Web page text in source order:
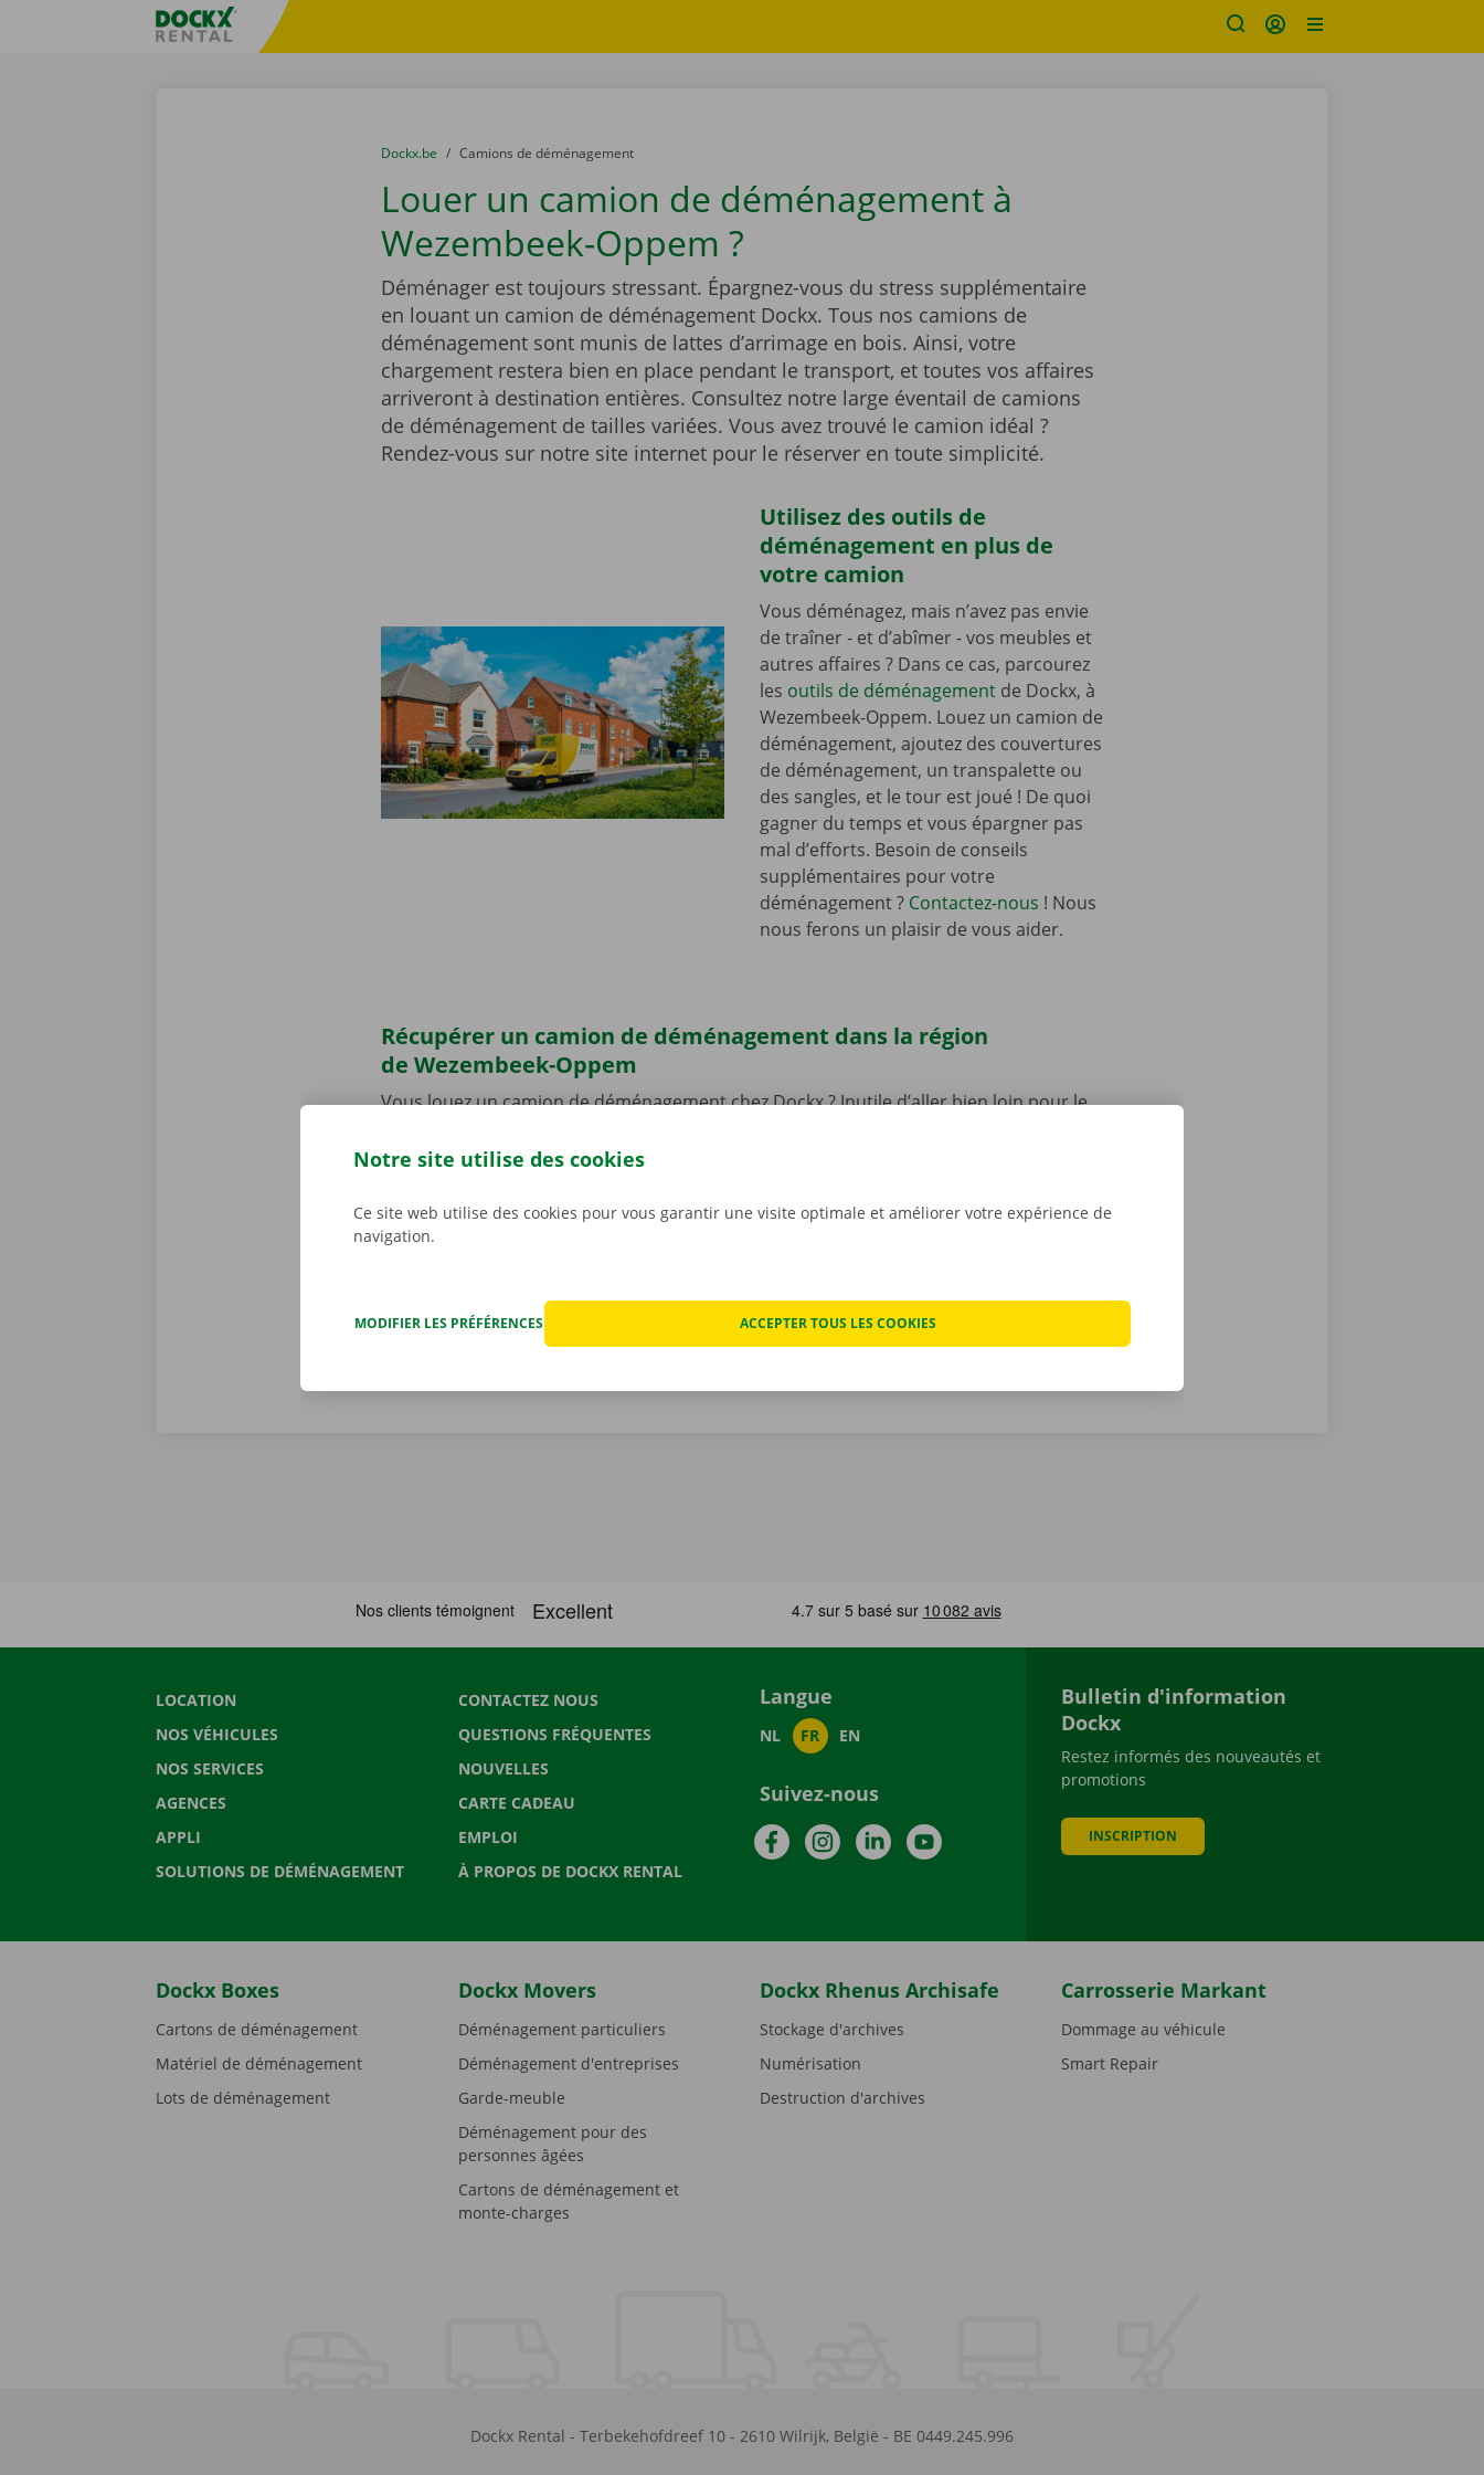
sitename
You are here:
du
Dockx.be to
Camions de déménagement
Louer un camion de déménagement à
Wezembeek-Oppem ?
Déménager est toujours stressant. Épargnez-vous du stress supplémentaire
en louant un camion de déménagement Dockx. Tous nos camions de
déménagement sont munis de lattes d’arrimage en bois. Ainsi, votre
chargement restera bien en place pendant le transport, et toutes vos affaires
arriveront à destination entières. Consultez notre large éventail de camions
de déménagement de tailles variées. Vous avez trouvé le camion idéal ?
Rendez-vous sur notre site internet pour le réserver en toute simplicité.
Utilisez des outils de
déménagement en plus de
votre camion
Vous déménagez, mais n’avez pas envie
de traîner - et d’abîmer - vos meubles et
autres affaires ? Dans ce cas, parcourez
les outils de déménagementde Dockx, à
Wezembeek-Oppem. Louez un camion de
déménagement, ajoutez des couvertures
de déménagement, un transpalette ou
des sangles, et le tour est joué ! De quoi
gagner du temps et vous épargner pas
mal d’efforts. Besoin de conseils
supplémentaires pour votre
déménagement ? Contactez-nous ! Nous
nous ferons un plaisir de vous aider.
Récupérer un camion de déménagement dans la région
de Wezembeek-Oppem
Vous louez un camion de déménagement chez Dockx ? Inutile d’aller bien loin pour le
Shop ou un Pick-up Point près de Wezembeek-Oppem.
sur le parking de votre Dockx Service Shop ou Pick-up Point. Idem pour votre voiture :
vous pouvez tout simplement la laisser sur notre parking. Vous pourrez ainsi rentrer
LOCATION
NOS VÉHICULES
NOS SERVICES
AGENCES
APPLI
SOLUTIONS DE DÉMÉNAGEMENT
CONTACTEZ NOUS
QUESTIONS FRÉQUENTES
NOUVELLES
CARTE CADEAU
EMPLOI
À PROPOS DE DOCKX RENTAL
Langue
NL FR EN
Suivez-nous
FacebookInstagramLinkedInYouTube
Bulletin d'information
Dockx
Restez informés des nouveautés et
promotions
INSCRIPTION
Dockx Boxes
Cartons de déménagement
Matériel de déménagement
Lots de déménagement
Dockx Movers
Déménagement particuliers
Déménagement d'entreprises
Garde-meuble
Déménagement pour des
personnes âgées
Cartons de déménagement et
monte-charges
Dockx Rhenus Archisafe
Stockage d'archives
Numérisation
Destruction d'archives
Carrosserie Markant
Dommage au véhicule
Smart Repair
Dockx Rental - Terbekehofdreef 10- 2610 Wilrijk, België - BE 0449.245.996
Notre site utilise des cookies
Ce site web utilise des cookies pour vous garantir une visite optimale et améliorer votre expérience de
navigation.
MODIFIER LES PRÉFÉRENCES ACCEPTER TOUS LES COOKIES